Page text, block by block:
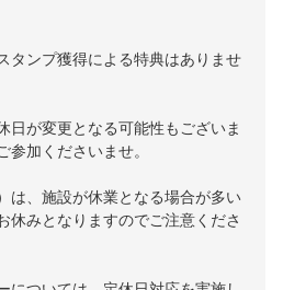
タンプ獲得による特典はありませ
日が変更となる可能性もございま
参加くださいませ。
は、施設が休業となる場合が多い
休みとなりますのでご注意くださ